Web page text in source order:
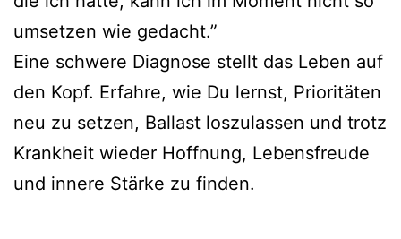
umsetzen wie gedacht.”
Eine schwere Diagnose stellt das Leben auf
den Kopf. Erfahre, wie Du lernst, Prioritäten
neu zu setzen, Ballast loszulassen und trotz
Krankheit wieder Hoffnung, Lebensfreude
und innere Stärke zu finden.